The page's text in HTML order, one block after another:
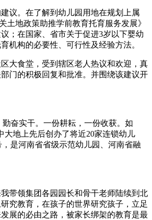
议。在了解到幼儿园用地在规划上属
地政策助推学前教育托育服务发展》
；在国家、省市关于促进3岁以下婴幼
机构的必要性、可行性及经验方法。
大食堂，受到辖区老人热议和欢迎，真
门的积极回复和批准。并围绕该建议开
奋实干。一份耕耘，一份收获。如
地上先后创办了将近20家连锁幼儿
是河南省省级示范幼儿园、河南省融
带领集团各园园长和骨干老师陆续到北
究教育，在孩子的世界研究孩子，立足
展的必由之路，被家长绑架的教育是最